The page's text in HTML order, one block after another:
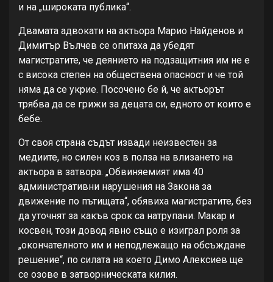
и на „широката публика“.
Двамата адвокати на актьора Марио Найденов и
Димитър Вълчев се опитаха да убедят
магистратите, че деянието на подзащитния им не е
с висока степен на обществена опасност и че той
няма да се укрие. Посочено бе й, че актьорът
трябва да се грижи за децата си, едното от които е
бебе.
От своя страна съдът извади неизвестен за
медиите, но силен коз в полза на влизането на
актьора в затвора. „Обвиняемият има 40
административни нарушения на Закона за
движение по пътищата“, обявиха магистратите, без
да уточнят за какъв срок са натрупани. Макар и
косвен, този довод явно също е изиграл роля за
„окончателното им и неподлежащо на обсъждане
решение“, по силата на което Димо Алексиев ще
се озове в затворническата килия.